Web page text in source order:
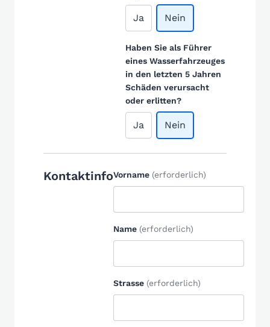
Ja Nein
Haben Sie als Führer
eines Wasserfahrzeuges
in den letzten 5 Jahren
Schäden verursacht
oder erlitten?
Ja Nein
KontaktinfoVorname (erforderlich)
Name (erforderlich)
Strasse (erforderlich)